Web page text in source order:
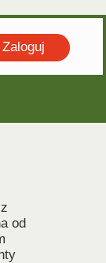
Zaloguj
od